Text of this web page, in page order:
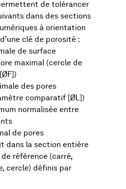
de tolérancer
dans des sections
à orientation
clé de porosité :
de surface
maximal (cercle de
des pores
comparatif [ØL])
normalisée entre
de pores
dans la section entière
référence (carré,
cercle) définis par